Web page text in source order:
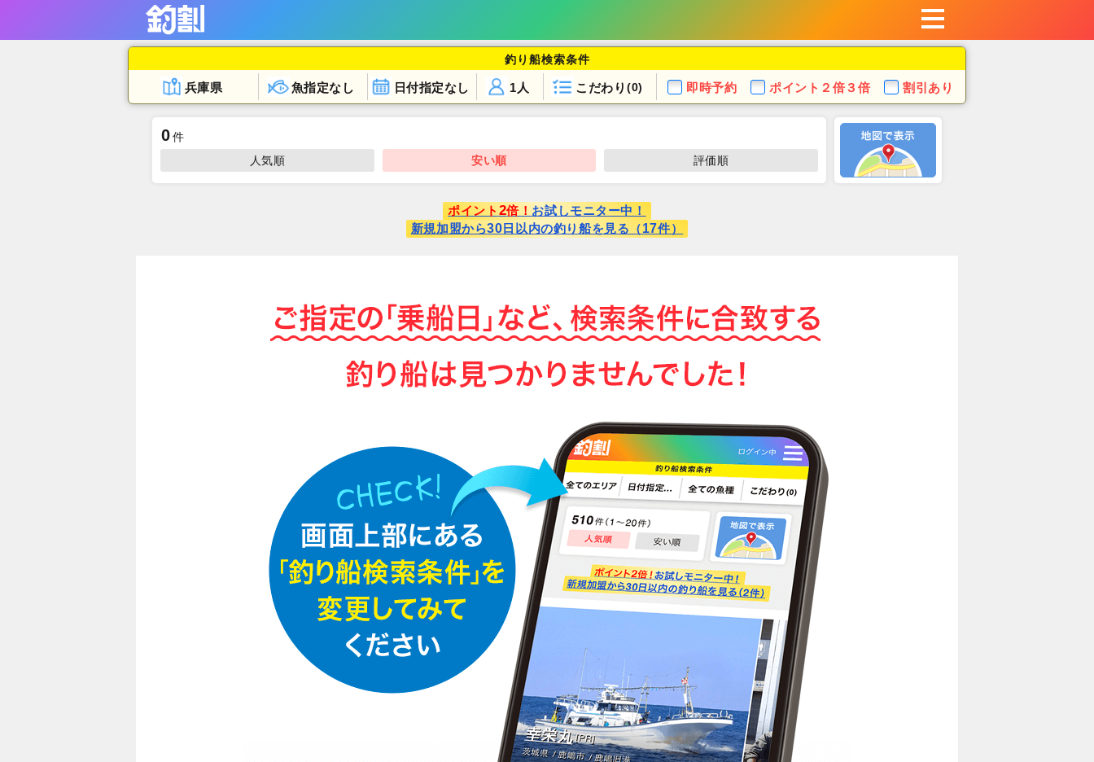
釣り船検索条件
兵庫県 魚指定なし 日付指定なし こだわり (0)
1人 即時予約 ポイント ２倍３倍 割引あり
0件
人気順
安い順 評価順
ポイント 2倍！ お試しモニター中！
新規加盟から30 日以内の釣り船を見る（17件）